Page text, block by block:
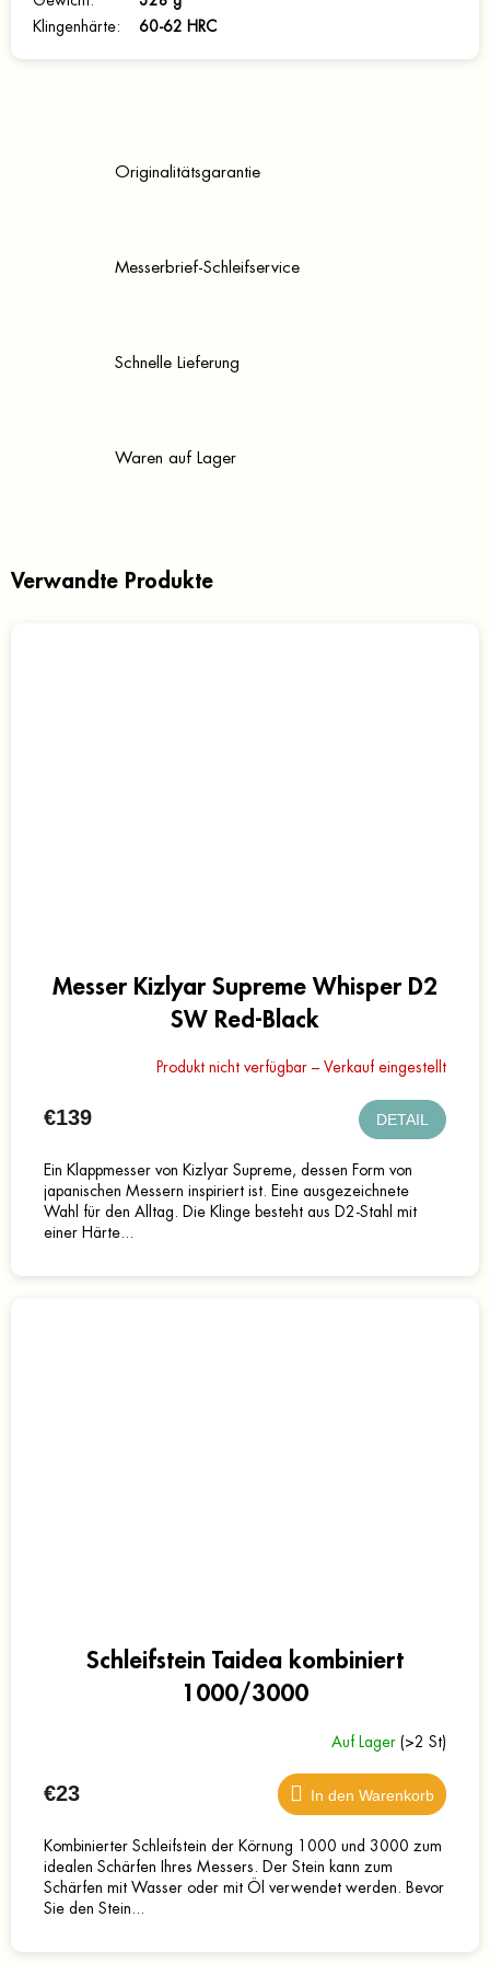
Klingenhärte: 60-62 HRC
Originalitätsgarantie
Messerbrief-Schleifservice
Schnelle Lieferung
Waren auf Lager
Verwandte Produkte
Messer Kizlyar Supreme Whisper D2
SW Red-Black
Produkt nicht verfügbar – Verkauf eingestellt
€139 DETAIL
Ein Klappmesser von Kizlyar Supreme, dessen Form von
japanischen Messern inspiriert ist. Eine ausgezeichnete
Wahl für den Alltag. Die Klinge besteht aus D2-Stahl mit
einer Härte...
Schleifstein Taidea kombiniert
1000/3000
Auf Lager (>2 St)
€23 In den Warenkorb
Kombinierter Schleifstein der Körnung 1000 und 3000 zum
idealen Schärfen Ihres Messers. Der Stein kann zum
Schärfen mit Wasser oder mit Öl verwendet werden. Bevor
Sie den Stein...